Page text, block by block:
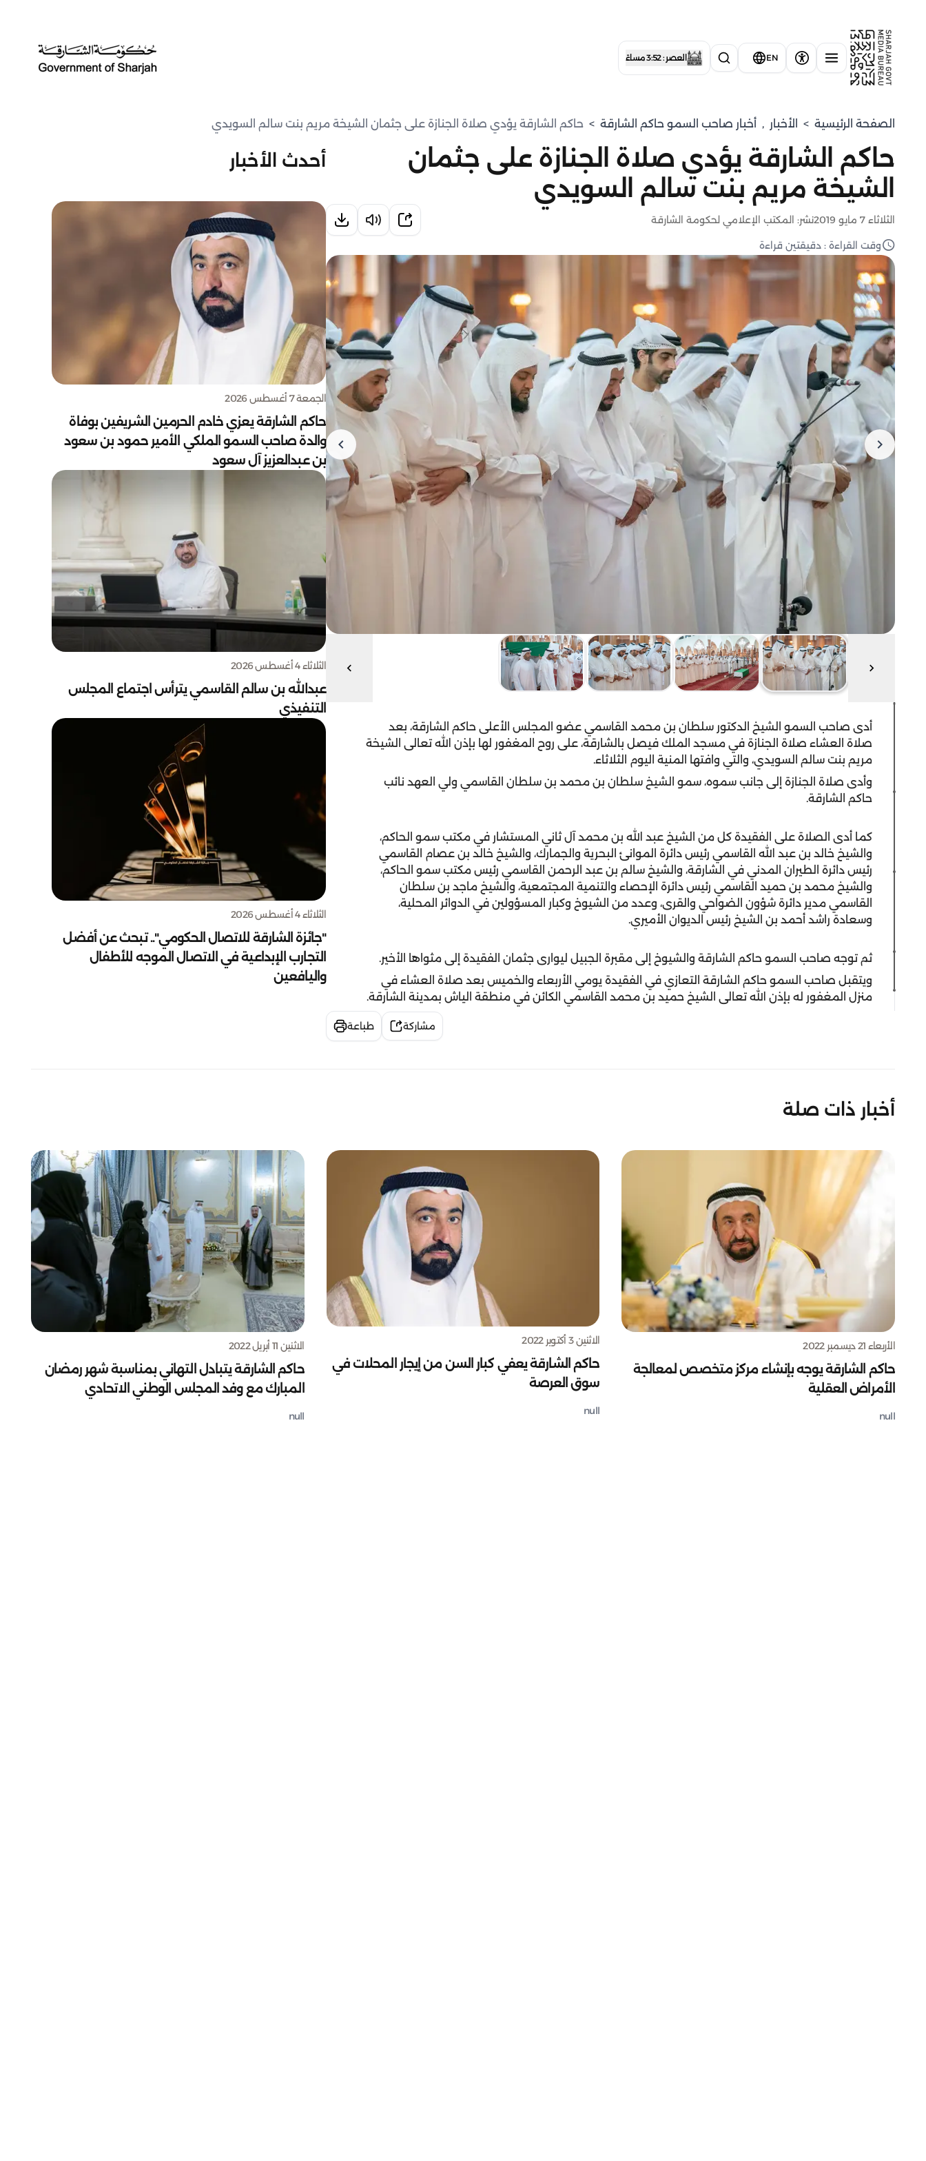
EN العصر : 3:52 مساءً
الصفحة الرئيسية > الأخبار , أخبار صاحب السمو حاكم الشارقة > حاكم الشارقة يؤدي صلاة الجنازة على جثمان الشيخة مريم بنت سالم السويدي
حاكم الشارقة يؤدي صلاة الجنازة على جثمان
الشيخة مريم بنت سالم السويدي
الثلاثاء 7 مايو 2019 نشر: المكتب الإعلامي لحكومة الشارقة
وقت القراءة : دقيقتين قراءة
أدى صاحب السمو الشيخ الدكتور سلطان بن محمد القاسمي عضو المجلس الأعلى حاكم الشارقة، بعد
صلاة العشاء صلاة الجنازة في مسجد الملك فيصل بالشارقة، على روح المغفور لها بإذن الله تعالى الشيخة
مريم بنت سالم السويدي، والتي وافتها المنية اليوم الثلاثاء.
وأدى صلاة الجنازة إلى جانب سموه، سمو الشيخ سلطان بن محمد بن سلطان القاسمي ولي العهد نائب
حاكم الشارقة.
كما أدى الصلاة على الفقيدة كل من الشيخ عبد الله بن محمد آل ثاني المستشار في مكتب سمو الحاكم،
والشيخ خالد بن عبد الله القاسمي رئيس دائرة الموانئ البحرية والجمارك، والشيخ خالد بن عصام القاسمي
رئيس دائرة الطيران المدني في الشارقة، والشيخ سالم بن عبد الرحمن القاسمي رئيس مكتب سمو الحاكم،
والشيخ محمد بن حميد القاسمي رئيس دائرة الإحصاء والتنمية المجتمعية، والشيخ ماجد بن سلطان
القاسمي مدير دائرة شؤون الضواحي والقرى، وعدد من الشيوخ وكبار المسؤولين في الدوائر المحلية،
وسعادة راشد أحمد بن الشيخ رئيس الديوان الأميري.
ثم توجه صاحب السمو حاكم الشارقة والشيوخ إلى مقبرة الجبيل ليوارى جثمان الفقيدة إلى مثواها الأخير.
ويتقبل صاحب السمو حاكم الشارقة التعازي في الفقيدة يومي الأربعاء والخميس بعد صلاة العشاء في
منزل المغفور له بإذن الله تعالى الشيخ حميد بن محمد القاسمي الكائن في منطقة الياش بمدينة الشارقة.
مشاركة طباعة
أحدث الأخبار
الجمعة 7 أغسطس 2026
حاكم الشارقة يعزي خادم الحرمين الشريفين بوفاة
والدة صاحب السمو الملكي الأمير حمود بن سعود
بن عبدالعزيز آل سعود
الثلاثاء 4 أغسطس 2026
عبدالله بن سالم القاسمي يترأس اجتماع المجلس
التنفيذي
الثلاثاء 4 أغسطس 2026
"جائزة الشارقة للاتصال الحكومي".. تبحث عن أفضل
التجارب الإبداعية في الاتصال الموجه للأطفال
واليافعين
أخبار ذات صلة
الأربعاء 21 ديسمبر 2022
حاكم الشارقة يوجه بإنشاء مركز متخصص لمعالجة
الأمراض العقلية
null
الاثنين 3 أكتوبر 2022
حاكم الشارقة يعفي كبار السن من إيجار المحلات في
سوق العرصة
null
الاثنين 11 أبريل 2022
حاكم الشارقة يتبادل التهاني بمناسبة شهر رمضان
المبارك مع وفد المجلس الوطني الاتحادي
null